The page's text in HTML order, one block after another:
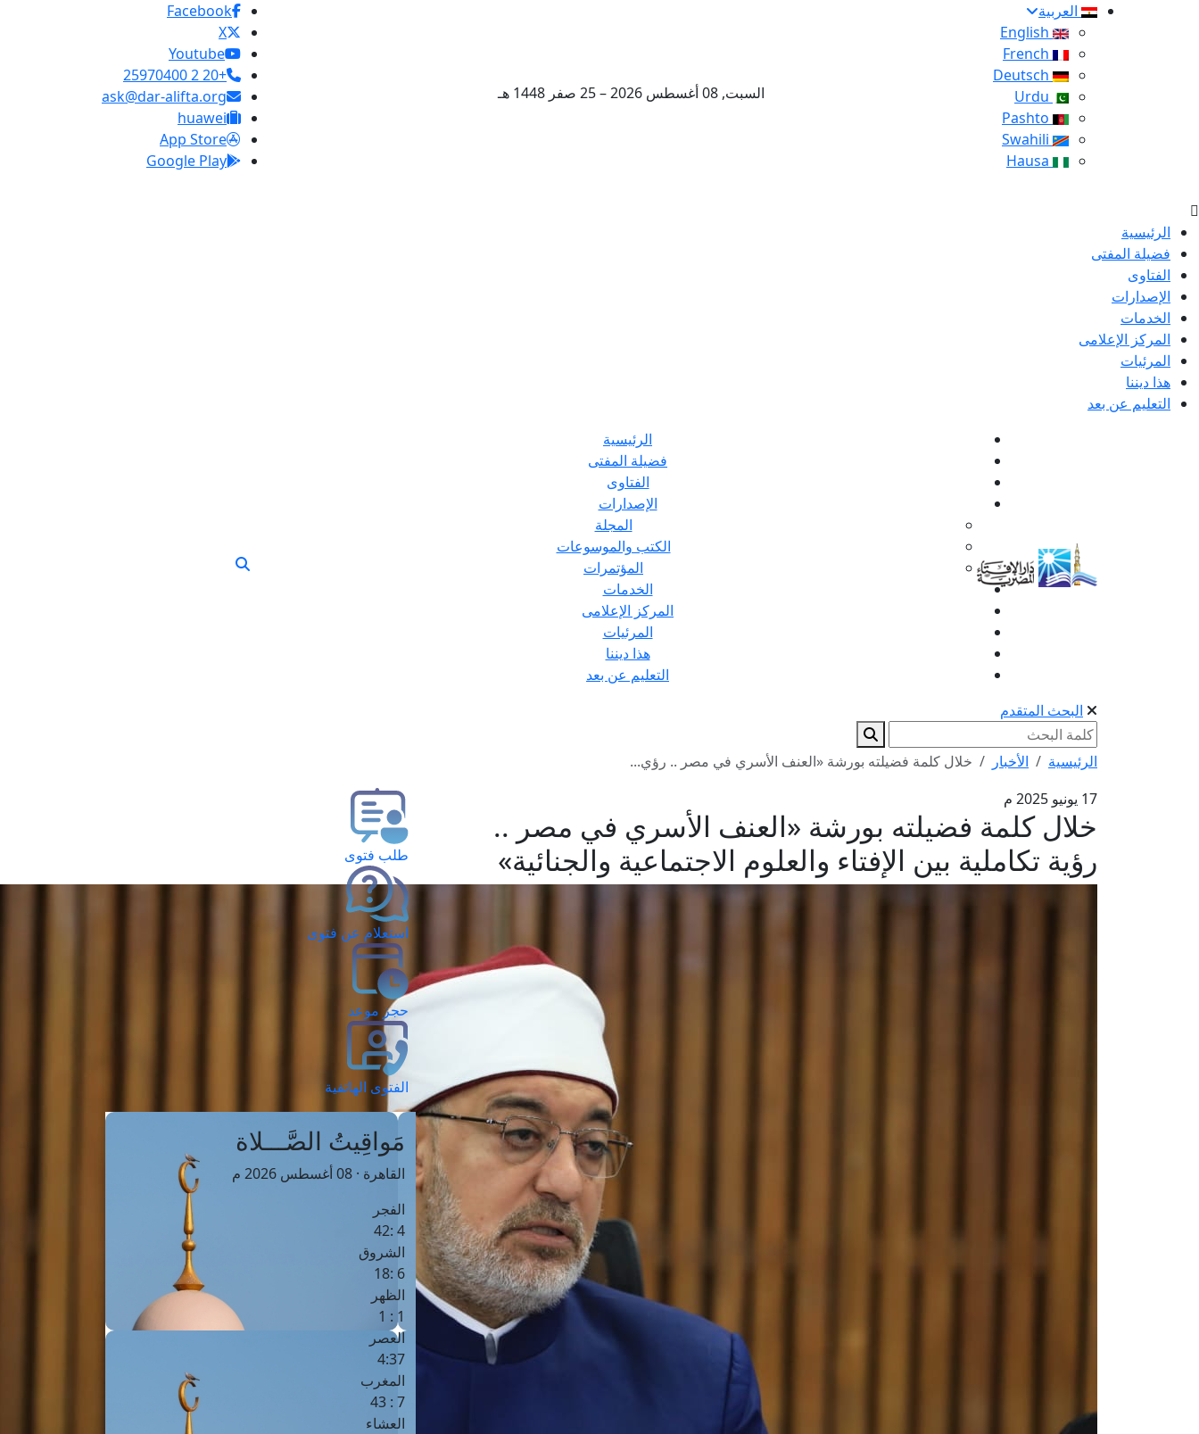
العربية
السبت, 08 أغسطس 2026 – 25 صفر 1448 هـ
Facebook
X
Youtube
+20 2 25970400
ask@dar-alifta.org
huawei
App Store
Google Play
الرئيسية
فضيلة المفتى
الفتاوى
الإصدارات
الخدمات
المركز الإعلامى
المرئيات
هذا ديننا
التعليم عن بعد
الرئيسية
فضيلة المفتى
الفتاوى
الإصدارات
المجلة
الكتب والموسوعات
المؤتمرات
الخدمات
المركز الإعلامى
المرئيات
هذا ديننا
التعليم عن بعد
البحث المتقدم
الرئيسية الأخبار
خلال كلمة فضيلته بورشة «العنف الأسري في مصر .. رؤي...
17 يونيو 2025 م
خلال كلمة فضيلته بورشة «العنف الأسري في مصر ..
رؤية تكاملية بين الإفتاء والعلوم الاجتماعية والجنائية»
طلب فتوى
استعلام عن فتوى
حجز موعد
الفتوى الهاتفية
مَواقِيتُ الصَّـــلاة
القاهرة · 08 أغسطس 2026 م
الفجر
4 :42
الشروق
6 :18
الظهر
1 : 1
العصر
4:37
المغرب
7 : 43
العشاء